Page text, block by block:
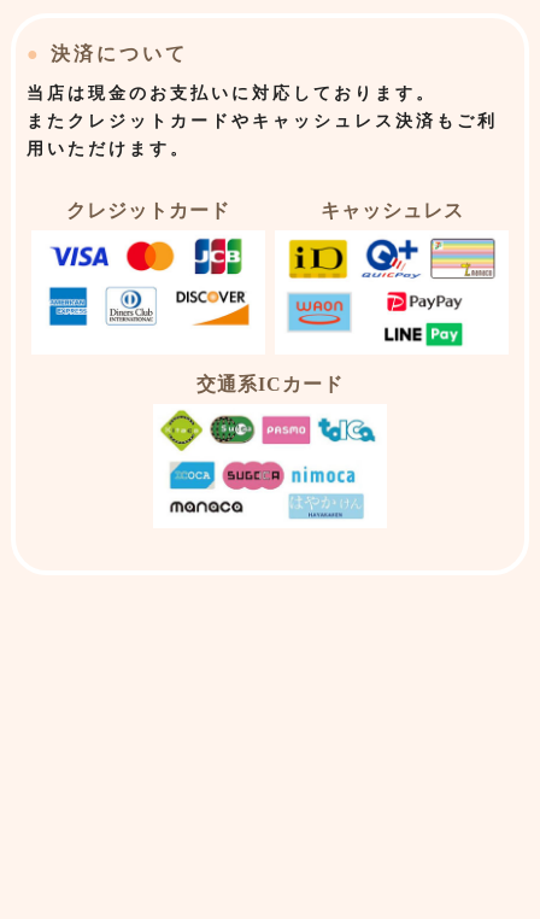
● 決済について
当店は 現金のお支払いに対応しております。
またクレジットカードやキャッシュレス決済もご利
用いただけます。
クレジットカード キャッシュレス
交通系ICカード